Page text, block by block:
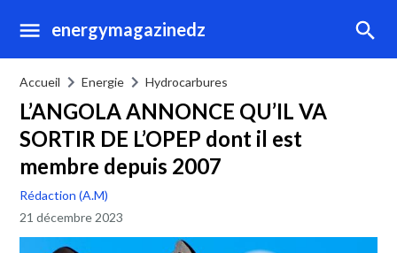
energymagazinedz
Accueil Energie Hydrocarbures
L’ANGOLA ANNONCE QU’IL VA
SORTIR DE L’OPEP dont il est
membre depuis 2007
Rédaction (A.M)
21 décembre 2023